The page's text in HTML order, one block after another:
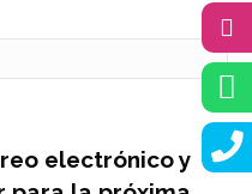
electrónico y